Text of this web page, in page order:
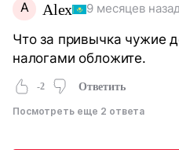
A Alex 9 месяцев
Что за привычка чужие
налогами обложите.
-2 Ответить
Посмотреть еще 2 ответа